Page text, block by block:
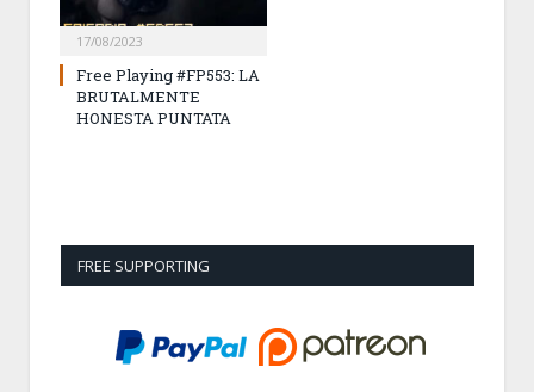
17/08/2023
Free Playing #FP553: LA
BRUTALMENTE
HONESTA PUNTATA
FREE SUPPORTING